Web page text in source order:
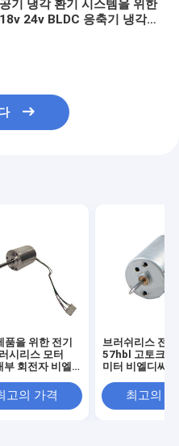
공기 냉각 환기 시스템을 위한
18v 24v BLDC 응축기 냉각
품을 위한 전기
시리스 모터
부 회전자 비엘
고의 가격
브러쉬리스 전
57hbl 고토크
미터 비엘디씨
최고의